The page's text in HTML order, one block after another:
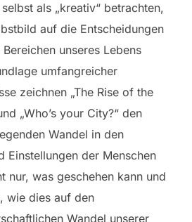
als „kreativ“ betrachten,
auf die Entscheidungen
unseres Lebens
umfangreicher
zeichnen „The Rise of the
„Who’s your City?“ den
Wandel in den
Einstellungen der Menschen
nur, was geschehen kann und
wie dies auf den
Wandel unserer